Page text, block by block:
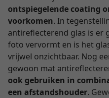
ontspiegelende coating
voorkomen. In
antireflecterend glas is er
foto vervormt en is het
vrijwel onzichtbaar. Nog
gewoon mat
ook gebruiken in
een afstandshouder.